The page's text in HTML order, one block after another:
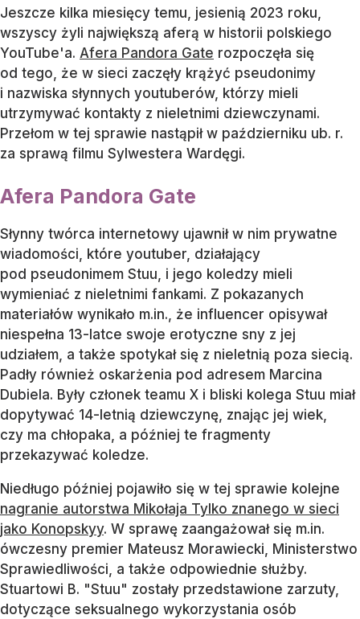
Jeszcze kilka miesięcy temu, jesienią 2023 roku,
wszyscy żyli największą aferą w historii polskiego
YouTube'a. Afera Pandora Gate rozpoczęła się
od tego, że w sieci zaczęły krążyć pseudonimy
i nazwiska słynnych youtuberów, którzy mieli
utrzymywać kontakty z nieletnimi dziewczynami.
Przełom w tej sprawie nastąpił w październiku ub. r.
za sprawą filmu Sylwestera Wardęgi.
Afera Pandora Gate
Słynny twórca internetowy ujawnił w nim prywatne
wiadomości, które youtuber, działający
pod pseudonimem Stuu, i jego koledzy mieli
wymieniać z nieletnimi fankami. Z pokazanych
materiałów wynikało m.in., że influencer opisywał
niespełna 13-latce swoje erotyczne sny z jej
udziałem, a także spotykał się z nieletnią poza siecią.
Padły również oskarżenia pod adresem Marcina
Dubiela. Były członek teamu X i bliski kolega Stuu miał
dopytywać 14-letnią dziewczynę, znając jej wiek,
czy ma chłopaka, a później te fragmenty
przekazywać koledze.
Niedługo później pojawiło się w tej sprawie kolejne
nagranie autorstwa Mikołaja Tylko znanego w sieci
jako Konopskyy. W sprawę zaangażował się m.in.
ówczesny premier Mateusz Morawiecki, Ministerstwo
Sprawiedliwości, a także odpowiednie służby.
Stuartowi B. "Stuu" zostały przedstawione zarzuty,
dotyczące seksualnego wykorzystania osób